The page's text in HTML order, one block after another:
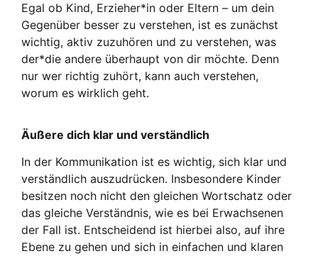
Egal ob Kind, Erzieher*in oder Eltern – um dein
Gegenüber besser zu verstehen, ist es zunächst
wichtig, aktiv zuzuhören und zu verstehen, was
der*die andere überhaupt von dir möchte. Denn
nur wer richtig zuhört, kann auch verstehen,
worum es wirklich geht.
Äußere dich klar und verständlich
In der Kommunikation ist es wichtig, sich klar und
verständlich auszudrücken. Insbesondere Kinder
besitzen noch nicht den gleichen Wortschatz oder
das gleiche Verständnis, wie es bei Erwachsenen
der Fall ist. Entscheidend ist hierbei also, auf ihre
Ebene zu gehen und sich in einfachen und klaren